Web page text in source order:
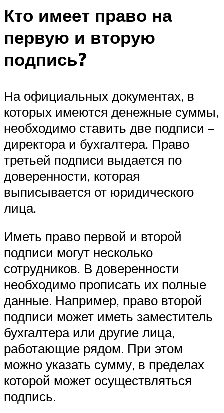
Кто имеет право на
первую и вторую
подпись?
На официальных документах, в
которых имеются денежные суммы,
необходимо ставить две подписи –
директора и бухгалтера. Право
третьей подписи выдается по
доверенности, которая
выписывается от юридического
лица.
Иметь право первой и второй
подписи могут несколько
сотрудников. В доверенности
необходимо прописать их полные
данные. Например, право второй
подписи может иметь заместитель
бухгалтера или другие лица,
работающие рядом. При этом
можно указать сумму, в пределах
которой может осуществляться
подпись.